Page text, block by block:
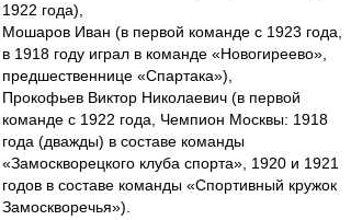
1922 года),
Мошаров Иван (в первой команде с 1923 года,
в 1918 году играл в команде «Новогиреево»,
предшественнице «Спартака»),
Прокофьев Виктор Николаевич (в первой
команде с 1922 года, Чемпион Москвы: 1918
года (дважды) в составе команды
«Замоскворецкого клуба спорта», 1920 и 1921
годов в составе команды «Спортивный кружок
Замоскворечья»).